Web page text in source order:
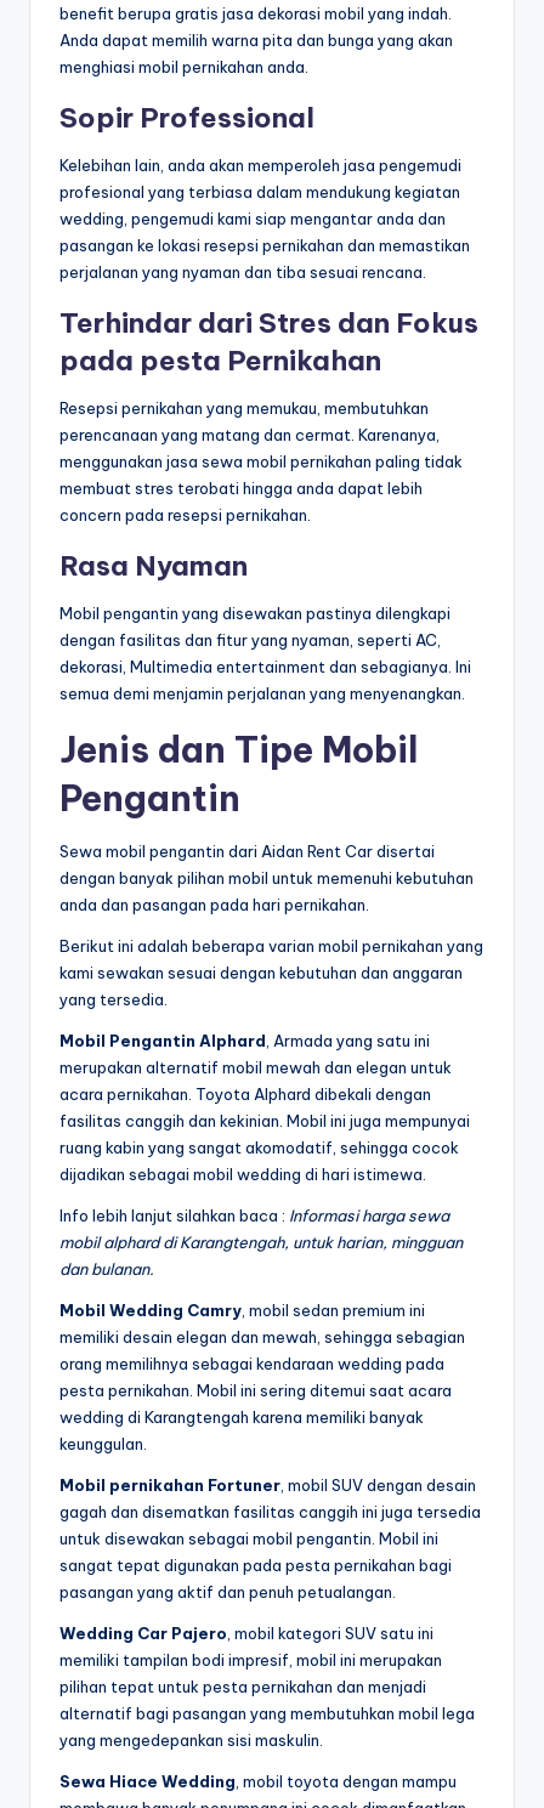
benefit berupa gratis jasa dekorasi mobil yang indah.
Anda dapat memilih warna pita dan bunga yang akan
menghiasi mobil pernikahan anda.
Sopir Professional
Kelebihan lain, anda akan memperoleh jasa pengemudi
profesional yang terbiasa dalam mendukung kegiatan
wedding, pengemudi kami siap mengantar anda dan
pasangan ke lokasi resepsi pernikahan dan memastikan
perjalanan yang nyaman dan tiba sesuai rencana.
Terhindar dari Stres dan Fokus
pada pesta Pernikahan
Resepsi pernikahan yang memukau, membutuhkan
perencanaan yang matang dan cermat. Karenanya,
menggunakan jasa sewa mobil pernikahan paling tidak
membuat stres terobati hingga anda dapat lebih
concern pada resepsi pernikahan.
Rasa Nyaman
Mobil pengantin yang disewakan pastinya dilengkapi
dengan fasilitas dan fitur yang nyaman, seperti AC,
dekorasi, Multimedia entertainment dan sebagianya. Ini
semua demi menjamin perjalanan yang menyenangkan.
Jenis dan Tipe Mobil
Pengantin
Sewa mobil pengantin dari Aidan Rent Car disertai
dengan banyak pilihan mobil untuk memenuhi kebutuhan
anda dan pasangan pada hari pernikahan.
Berikut ini adalah beberapa varian mobil pernikahan yang
kami sewakan sesuai dengan kebutuhan dan anggaran
yang tersedia.
Mobil Pengantin Alphard , Armada yang satu ini
merupakan alternatif mobil mewah dan elegan untuk
acara pernikahan. Toyota Alphard dibekali dengan
fasilitas canggih dan kekinian. Mobil ini juga mempunyai
ruang kabin yang sangat akomodatif, sehingga cocok
dijadikan sebagai mobil wedding di hari istimewa.
Info lebih lanjut silahkan baca : Informasi harga sewa
mobil alphard di Karangtengah, untuk harian, mingguan
dan bulanan.
Mobil Wedding Camry , mobil sedan premium ini
memiliki desain elegan dan mewah, sehingga sebagian
orang memilihnya sebagai kendaraan wedding pada
pesta pernikahan. Mobil ini sering ditemui saat acara
wedding di Karangtengah karena memiliki banyak
keunggulan.
Mobil pernikahan Fortuner , mobil SUV dengan desain
gagah dan disematkan fasilitas canggih ini juga tersedia
untuk disewakan sebagai mobil pengantin. Mobil ini
sangat tepat digunakan pada pesta pernikahan bagi
pasangan yang aktif dan penuh petualangan.
Wedding Car Pajero , mobil kategori SUV satu ini
memiliki tampilan bodi impresif, mobil ini merupakan
pilihan tepat untuk pesta pernikahan dan menjadi
alternatif bagi pasangan yang membutuhkan mobil lega
yang mengedepankan sisi maskulin.
Sewa Hiace Wedding , mobil toyota dengan mampu